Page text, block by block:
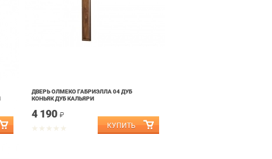
ДВЕРЬ ОЛМЕКО ГАБРИЭЛЛА 04 ДУБ
КОНЬЯК ДУБ КАЛЬЯРИ
4 190 ₽